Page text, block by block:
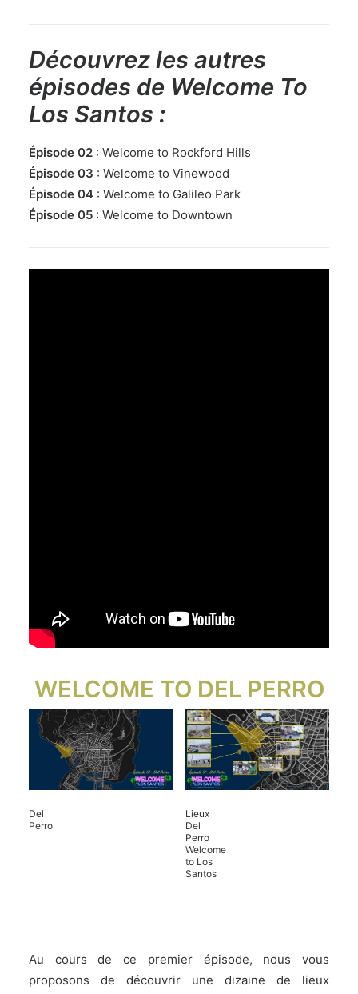
Découvrez les autres
épisodes de Welcome To
Los Santos :
Épisode 02 : Welcome to Rockford Hills
Épisode 03 : Welcome to Vinewood
Épisode 04 : Welcome to Galileo Park
Épisode 05 : Welcome to Downtown
WELCOME TO DEL PERRO
Del
Perro
Lieux
Del
Perro
Welcome
to Los
Santos
Au cours de ce premier épisode, nous vous
proposons de découvrir une dizaine de lieux